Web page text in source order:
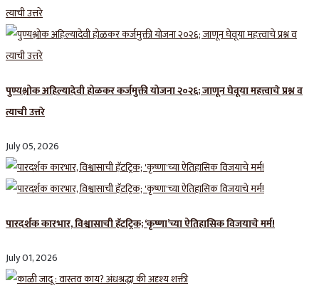
पुण्यश्लोक अहिल्यादेवी होळकर कर्जमुक्ती योजना २०२६; जाणून घेवूया महत्त्वाचे प्रश्न व
त्याची उत्तरे
July 05, 2026
पारदर्शक कारभार, विश्वासाची हॅटट्रिक; ‘कृष्णा’च्या ऐतिहासिक विजयाचे मर्म!
July 01, 2026